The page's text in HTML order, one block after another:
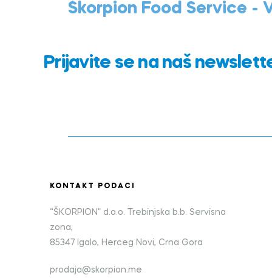
Škorpion Food Service -
Prijavite se na naš
KONTAKT PODACI
“ŠKORPION” d.o.o. Trebinjska b.b. Servisna
zona,
85347 Igalo, Herceg Novi, Crna Gora
prodaja@skorpion.me